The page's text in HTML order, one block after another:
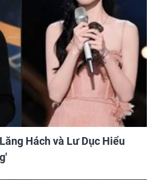
Hách và Lư Dục Hiểu